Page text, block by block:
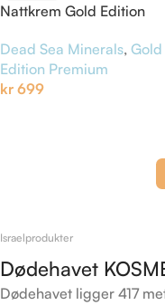
Nattkrem Gold Edition
Dead Sea Minerals, Gold
Edition Premium
kr 699
Israelprodukter
Dødehavet
Dødehavet ligger 417